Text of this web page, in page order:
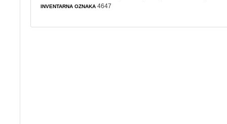
INVENTARNA OZNAKA 4647